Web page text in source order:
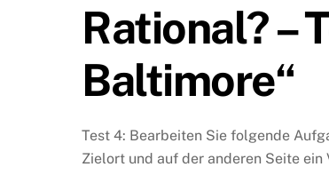
Rational? –
Baltimore“
Test 4: Bearbeiten Sie folgende
Zielort und auf der anderen Seite